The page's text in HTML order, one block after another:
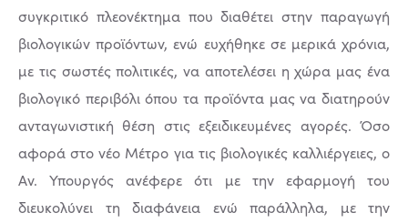
συγκριτικό πλεονέκτημα που διαθέτει στην παραγωγή
βιολογικών προϊόντων, ενώ ευχήθηκε σε μερικά χρόνια,
με τις σωστές πολιτικές, να αποτελέσει η χώρα μας ένα
βιολογικό περιβόλι όπου τα προϊόντα μας να διατηρούν
ανταγωνιστική θέση στις εξειδικευμένες αγορές. Όσο
αφορά στο νέο Μέτρο για τις βιολογικές καλλιέργειες, ο
Αν. Υπουργός ανέφερε ότι με την εφαρμογή του
διευκολύνει τη διαφάνεια ενώ παράλληλα, με την